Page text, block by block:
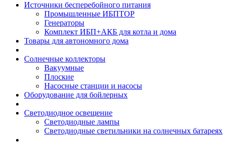
Источники бесперебойного питания
Промышленные ИБПTOP
Генераторы
Комплект ИБП+АКБ для котла и дома
Товары для автономного дома
Солнечные коллекторы
Вакуумные
Плоские
Насосные станции и насосы
Оборудование для бойлерных
Светодиодное освещение
Светодиодные лампы
Светодиодные светильники на солнечных батареях